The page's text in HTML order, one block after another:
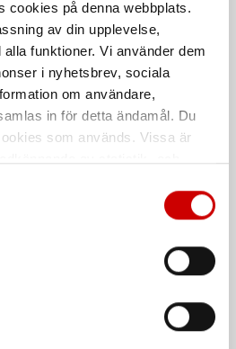
cookies på denna webbplats.
av din upplevelse,
funktioner. Vi använder dem
i nyhetsbrev, sociala
om användare,
in för detta ändamål. Du
som används. Vissa är
dataskyddsnormer. Genom
du till sådana överföringar. Läs
Polerpad svart
75 mm
Polerpad hård tunn